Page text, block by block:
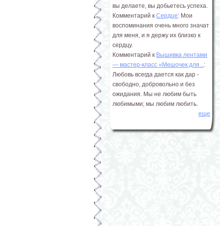
вы делаете, вы добьетесь успеха.
Комментарий к Сердце: Мои
воспоминания очень много значат
для меня, и я держу их близко к
сердцу.
Комментарий к Вышивка лентами
― мастер-класс «Мешочек для...:
Любовь всегда дается как дар -
свободно, добровольно и без
ожидания. Мы не любим быть
любимыми; мы любим любить.
еще